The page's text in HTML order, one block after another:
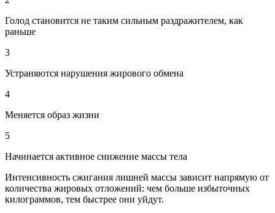
Голод становится не таким сильным раздражителем, как
раньше
3
Устраняются нарушения жирового обмена
4
Меняется образ жизни
5
Начинается активное снижение массы тела
Интенсивность сжигания лишней массы зависит напрямую от
количества жировых отложений: чем больше избыточных
килограммов, тем быстрее они уйдут.